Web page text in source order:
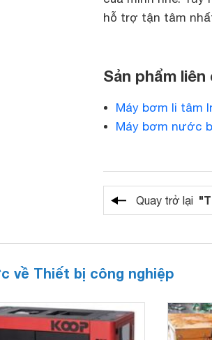
hỗ trợ tận tâm
Sản phẩm liên
Máy bơm li tâm
Máy bơm nước
Quay trở lại
về Thiết bị công nghiệp